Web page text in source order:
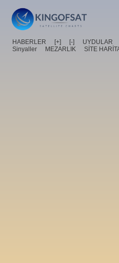
HABERLER [+] [-] UYDULAR
Sinyaller
MEZARLIK SİTE